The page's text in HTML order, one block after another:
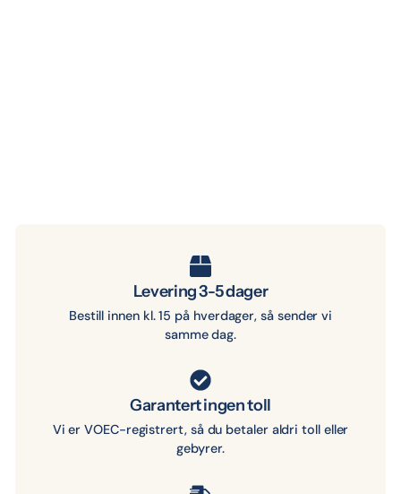
Levering 3-5 dager
Bestill innen kl. 15 på hverdager, så sender vi
samme dag.
Garantert ingen toll
Vi er VOEC-registrert, så du betaler aldri toll eller
gebyrer.